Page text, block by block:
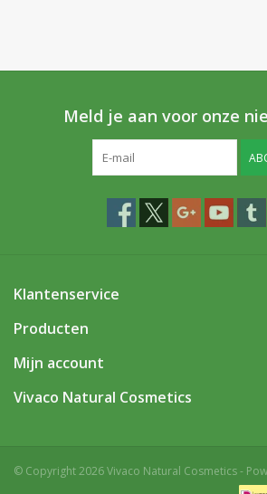
Meld je aan voor onze
Klantenservice
Producten
Mijn account
Vivaco Natural Cosmetics
© Copyright 2026 Vivaco Natural Cosmetics -